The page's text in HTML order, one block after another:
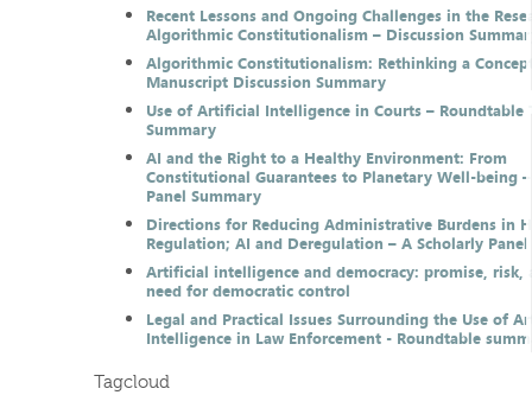
Recent Lessons and Ongoing Challenges in the
Algorithmic Constitutionalism – Discussion
Algorithmic Constitutionalism: Rethinking a
Manuscript Discussion Summary
Use of Artificial Intelligence in Courts – Roundtable
Summary
AI and the Right to a Healthy Environment: From
Constitutional Guarantees to Planetary Well-being
Panel Summary
Directions for Reducing Administrative Burdens in
Regulation; AI and Deregulation – A Scholarly
Artificial intelligence and democracy: promise, risk,
need for democratic control
Legal and Practical Issues Surrounding the Use of
Intelligence in Law Enforcement - Roundtable
Tagcloud